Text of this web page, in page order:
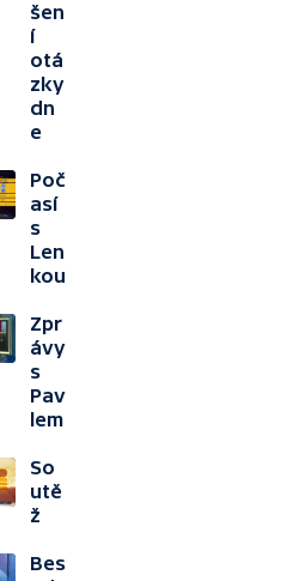
šen
í
otá
zky
dn
e
Poč
así
s
Len
kou
Zpr
ávy
s
Pav
lem
So
utě
ž
Bes